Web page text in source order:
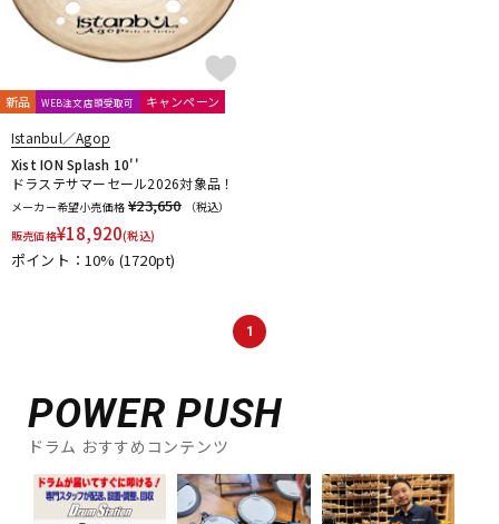
新品 WEB注文店頭受取可 キャンペーン
Istanbul／Agop
Xist ION Splash 10''
ドラステサマーセール2026対象品！
メーカー希望小売価格 ¥23,650
（税込）
販売価格¥18,920(税込)
ポイント：10% (1720pt)
1
POWER PUSH
ドラム おすすめコンテンツ